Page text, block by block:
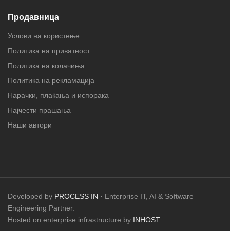
Продавница
Услови на користење
Политика на приватност
Политика на колачиња
Политика на рекламација
Нарачки, плаќања и испорака
Најчести прашања
Наши автори
Developed by PROCESS IN · Enterprise IT, AI & Software
Engineering Partner.
Hosted on enterprise infrastructure by INHOST.